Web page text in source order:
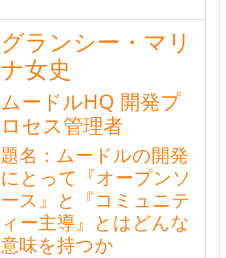
グランシー・マリ
ナ女史
ムードルHQ 開発プ
ロセス管理者
題名：ムードルの開発
にとって『オープンソ
ース』と『コミュニテ
ィー主導』とはどんな
意味を持つか